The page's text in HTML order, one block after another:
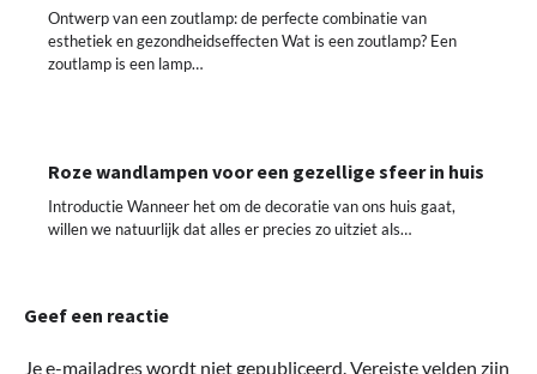
Ontwerp van een zoutlamp: de perfecte combinatie van
esthetiek en gezondheidseffecten Wat is een zoutlamp? Een
zoutlamp is een lamp…
Roze wandlampen voor een gezellige sfeer in huis
Introductie Wanneer het om de decoratie van ons huis gaat,
willen we natuurlijk dat alles er precies zo uitziet als…
Geef een reactie
Je e-mailadres wordt niet gepubliceerd.Vereiste velden zijn